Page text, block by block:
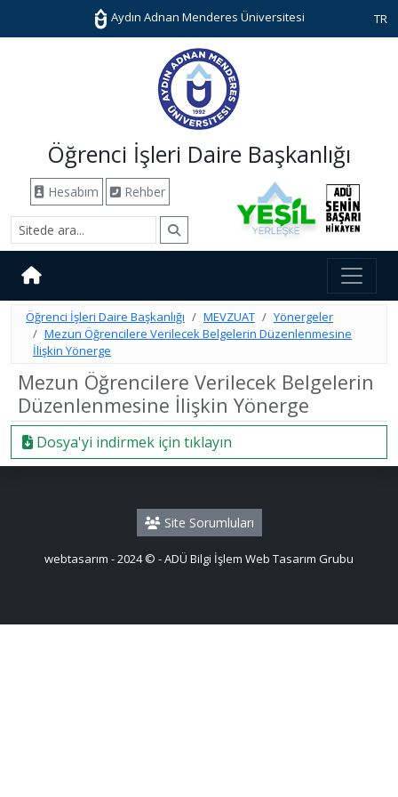
Aydın Adnan Menderes Üniversitesi TR
Öğrenci İşleri Daire Başkanlığı
Hesabım Rehber
Öğrenci İşleri Daire Başkanlığı MEVZUAT
Yönergeler
Mezun Öğrencilere Verilecek Belgelerin Düzenlenmesine
İlişkin Yönerge
Mezun Öğrencilere Verilecek Belgelerin
Düzenlenmesine İlişkin Yönerge
Dosya'yi indirmek için tıklayın
Site Sorumluları
webtasarım - 2024 © - ADÜ Bilgi İşlem Web Tasarım Grubu